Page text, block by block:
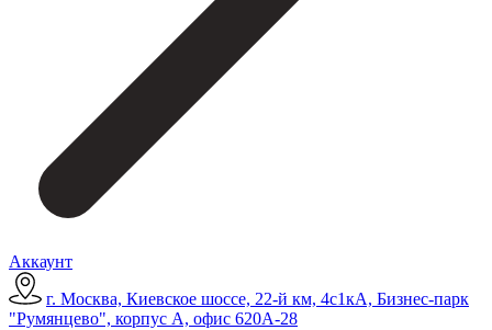
Аккаунт
г. Москва, Киевское шоссе, 22-й км, 4с1кА, Бизнес-парк
"Румянцево", корпус А, офис 620А-28